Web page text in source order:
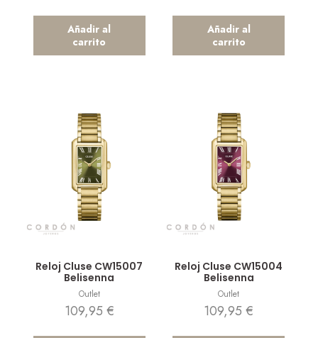
Añadir al
carrito
Añadir al
carrito
Reloj Cluse CW15007
Belisenna
Outlet
109,95 €
Reloj Cluse CW15004
Belisenna
Outlet
109,95€